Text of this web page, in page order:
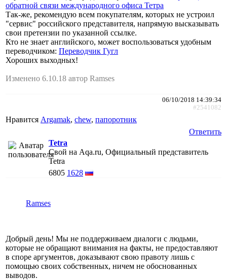
обратной связи международного офиса Тетра
Так-же, рекомендую всем покупателям, которых не устроил
"сервис" российского представителя, напрямую высказывать
свои претензии по указанной ссылке.
Кто не знает английского, может воспользоваться удобным
переводчиком: Переводчик Гугл
Хороших выходных!
Изменено 6.10.18 автор Ramses
06/10/2018 14:39:34
#2541082
Нравится Argamak, chew, папоротник
Ответить
Tetra
Свой на Aqa.ru, Официальный представитель
Tetra
6805 1628
Ramses
Добрый день! Мы не поддерживаем диалоги с людьми,
которые не обращают внимания на факты, не предоставляют
в споре аргументов, доказывают свою правоту лишь с
помощью своих собственных, ничем не обоснованных
выводов.